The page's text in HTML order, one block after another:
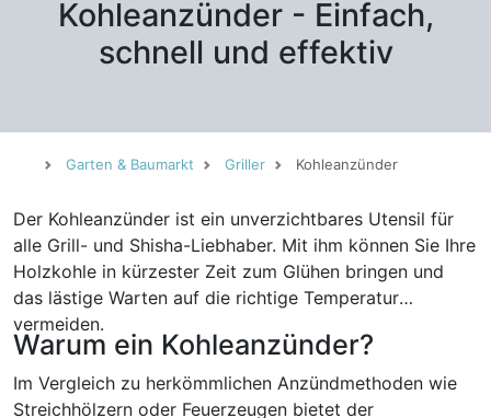
Kohleanzünder - Einfach,
schnell und effektiv
Garten & Baumarkt Griller Kohleanzünder
Der Kohleanzünder ist ein unverzichtbares Utensil für
alle Grill- und Shisha-Liebhaber. Mit ihm können Sie Ihre
Holzkohle in kürzester Zeit zum Glühen bringen und
das lästige Warten auf die richtige Temperatur
vermeiden.
Warum ein Kohleanzünder?
Im Vergleich zu herkömmlichen Anzündmethoden wie
Streichhölzern oder Feuerzeugen bietet der